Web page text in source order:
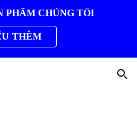
PHẨM CHÚNG TÔI
THÊM